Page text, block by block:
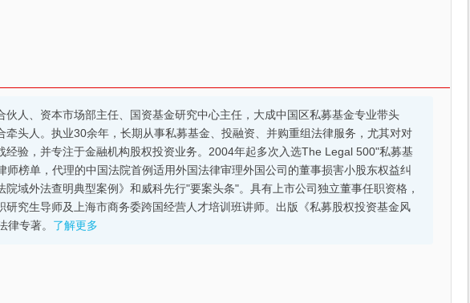
伙人、资本市场部主任、国资基金研究中心主任，大成中国区私募基金专业带头
牵头人。执业30余年，长期从事私募基金、投融资、并购重组法律服务，尤其对对
经验，并专注于金融机构股权投资业务。2004年起多次入选The Legal 500"私募基
师榜单，代理的中国法院首例适用外国法律审理外国公司的董事损害小股东权益纠
域外法查明典型案例》和威科先行"要案头条"。具有上市公司独立董事任职资格，
研究生导师及上海市商务委跨国经营人才培训班讲师。出版《私募股权投资基金风
律专著。 了解更多